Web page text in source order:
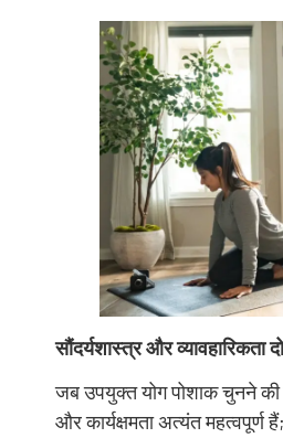
सौंदर्यशास्त्र और व्यावहारिकता
जब उपयुक्त योग पोशाक चुनने
और कार्यक्षमता अत्यंत महत्वपूर्ण